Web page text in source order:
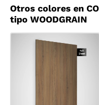
Otros colores en
tipo WOODGRAIN